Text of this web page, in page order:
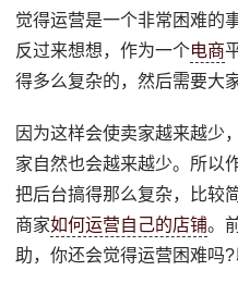
觉得运营是一个非常困难的
反过来想想，作为一个电商
得多么复杂的，然后需要大
因为这样会使卖家越来越少
家自然也会越来越少。所以
把后台搞得那么复杂，比较
商家如何运营自己的店铺。
助，你还会觉得运营困难吗?